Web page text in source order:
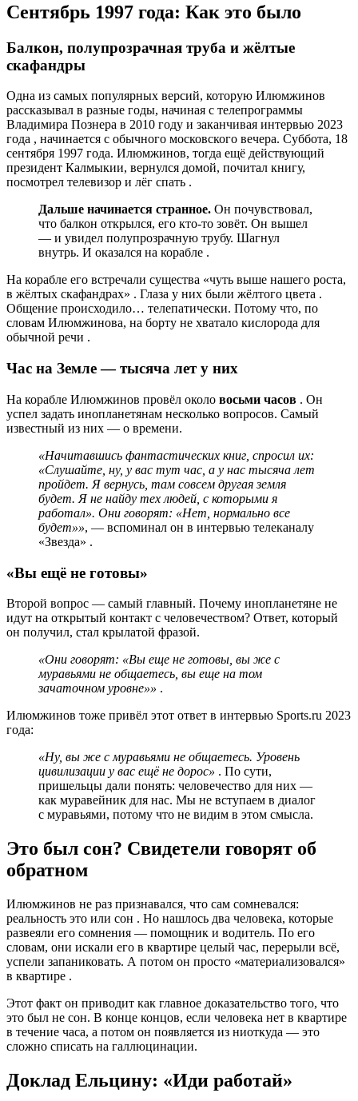
Сентябрь 1997 года: Как это было
Балкон, полупрозрачная труба и жёлтые
скафандры
Одна из самых популярных версий, которую Илюмжинов
рассказывал в разные годы, начиная с телепрограммы
Владимира Познера в 2010 году и заканчивая интервью 2023
года , начинается с обычного московского вечера. Суббота, 18
сентября 1997 года. Илюмжинов, тогда ещё действующий
президент Калмыкии, вернулся домой, почитал книгу,
посмотрел телевизор и лёг спать .
Дальше начинается странное. Он почувствовал,
что балкон открылся, его кто-то зовёт. Он вышел
— и увидел полупрозрачную трубу. Шагнул
внутрь. И оказался на корабле .
На корабле его встречали существа «чуть выше нашего роста,
в жёлтых скафандрах» . Глаза у них были жёлтого цвета .
Общение происходило… телепатически. Потому что, по
словам Илюмжинова, на борту не хватало кислорода для
обычной речи .
Час на Земле — тысяча лет у них
На корабле Илюмжинов провёл около восьми часов . Он
успел задать инопланетянам несколько вопросов. Самый
известный из них — о времени.
«Начитавшись фантастических книг, спросил их:
«Слушайте, ну, у вас тут час, а у нас тысяча лет
пройдет. Я вернусь, там совсем другая земля
будет. Я не найду тех людей, с которыми я
работал». Они говорят: «Нет, нормально все
будет»», — вспоминал он в интервью телеканалу
«Звезда» .
«Вы ещё не готовы»
Второй вопрос — самый главный. Почему инопланетяне не
идут на открытый контакт с человечеством? Ответ, который
он получил, стал крылатой фразой.
«Они говорят: «Вы еще не готовы, вы же с
муравьями не общаетесь, вы еще на том
зачаточном уровне»» .
Илюмжинов тоже привёл этот ответ в интервью Sports.ru 2023
года:
«Ну, вы же с муравьями не общаетесь. Уровень
цивилизации у вас ещё не дорос» . По сути,
пришельцы дали понять: человечество для них —
как муравейник для нас. Мы не вступаем в диалог
с муравьями, потому что не видим в этом смысла.
Это был сон? Свидетели говорят об
обратном
Илюмжинов не раз признавался, что сам сомневался:
реальность это или сон . Но нашлось два человека, которые
развеяли его сомнения — помощник и водитель. По его
словам, они искали его в квартире целый час, перерыли всё,
успели запаниковать. А потом он просто «материализовался»
в квартире .
Этот факт он приводит как главное доказательство того, что
это был не сон. В конце концов, если человека нет в квартире
в течение часа, а потом он появляется из ниоткуда — это
сложно списать на галлюцинации.
Доклад Ельцину: «Иди работай»